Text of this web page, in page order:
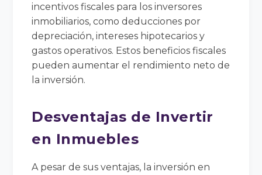
incentivos fiscales para los inversores
inmobiliarios, como deducciones por
depreciación, intereses hipotecarios y
gastos operativos. Estos beneficios fiscales
pueden aumentar el rendimiento neto de
la inversión.
Desventajas de Invertir
en Inmuebles
A pesar de sus ventajas, la inversión en